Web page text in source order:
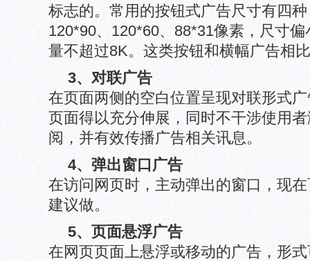
标志的。常用的按钮式广告尺寸有四
120*90、120*60、88*31像素，尺寸
量不超过8K。这类按钮和横幅广告相
3、对联广告
在页面两侧的空白位置呈现对联形式
页面得以充分伸展，同时不干涉使用
阅，并有效传播广告相关讯息。
4、弹出窗口广告
在访问网页时，主动弹出的窗口，现
建议做。
5、页面悬浮广告
在网页页面上悬浮或移动的广告，形